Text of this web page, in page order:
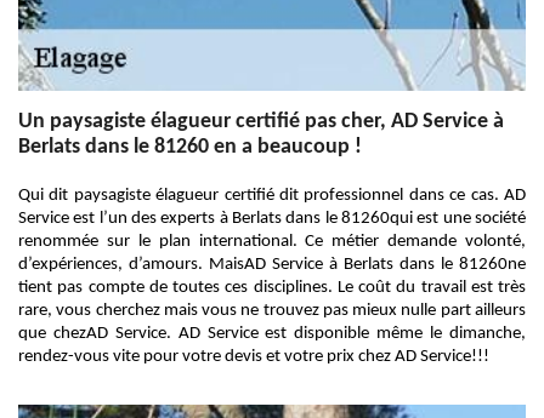
Un paysagiste élagueur certifié pas cher, AD Service à
Berlats dans le 81260 en a beaucoup !
Qui dit paysagiste élagueur certifié dit professionnel dans ce cas. AD
Service est l’un des experts à Berlats dans le 81260qui est une société
renommée sur le plan international. Ce métier demande volonté,
d’expériences, d’amours. MaisAD Service à Berlats dans le 81260ne
tient pas compte de toutes ces disciplines. Le coût du travail est très
rare, vous cherchez mais vous ne trouvez pas mieux nulle part ailleurs
que chezAD Service. AD Service est disponible même le dimanche,
rendez-vous vite pour votre devis et votre prix chez AD Service!!!